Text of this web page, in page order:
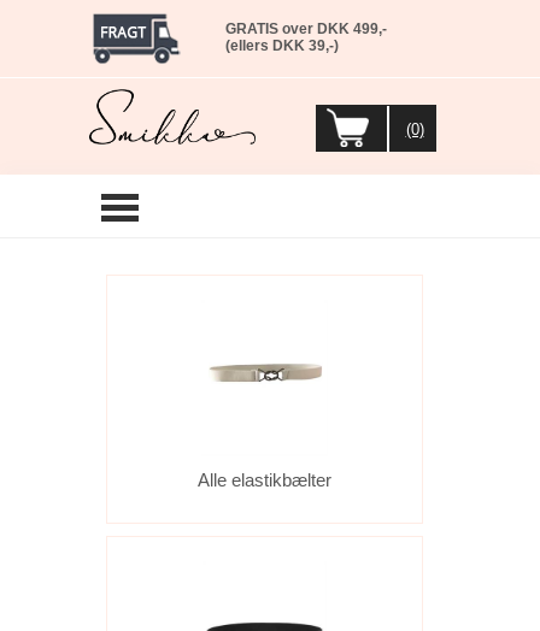
GRATIS over DKK 499,-
(ellers DKK 39,-)
(0)
Alle elastikbælter